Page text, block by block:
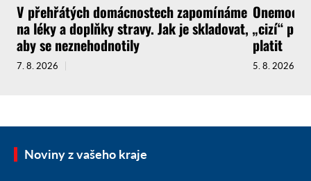
V přehřátých domácnostech zapomínáme
na léky a doplňky stravy. Jak je skladovat,
aby se neznehodnotily
7. 8. 2026
„cizí“
platit
5. 8. 2026
Noviny z vašeho kraje